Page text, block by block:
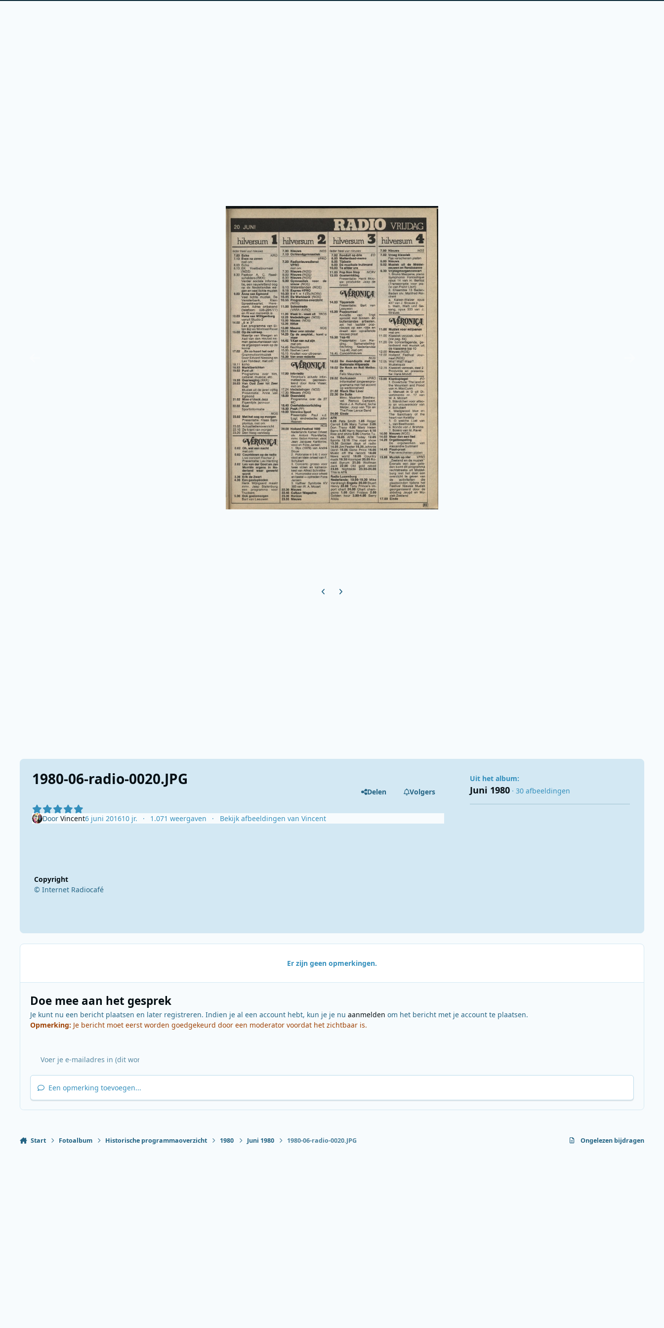
Previous carousel slide
Next carousel slide
1980-06-radio-0020.JPG
Delen Volgers
Door Vincent6 juni 201610 jr. 1.071 weergaven Bekijk afbeeldingen van Vincent
Copyright
© Internet Radiocafé
Uit het album:
Juni 1980 · 30 afbeeldingen
Er zijn geen opmerkingen.
Doe mee aan het gesprek
Je kunt nu een bericht plaatsen en later registreren. Indien je al een account hebt, kun je je nu aanmelden om het bericht met je account te plaatsen.
Opmerking: Je bericht moet eerst worden goedgekeurd door een moderator voordat het zichtbaar is.
Een opmerking toevoegen...
Start Fotoalbum Historische programmaoverzicht 1980 Juni 1980 1980-06-radio-0020.JPG Ongelezen bijdragen